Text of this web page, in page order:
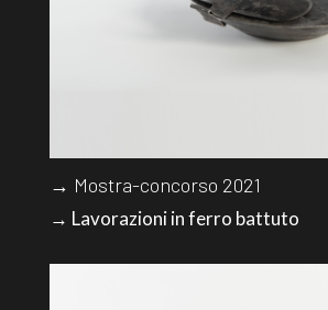
→ Mostra-concorso 2021
→ Lavorazioni in ferro battuto